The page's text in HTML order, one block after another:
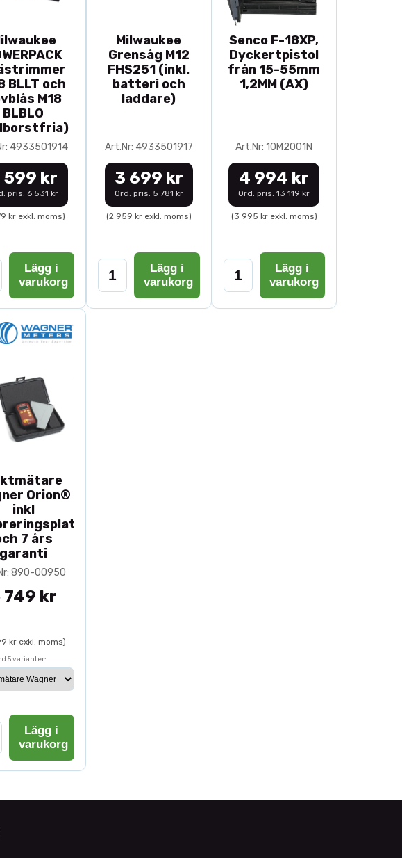
BLLT och
M18
BLBLO
4933501914
599 kr
pris: 6 531 kr
kr exkl. moms)
Lägg i
varukorg
Milwaukee
Grensåg M12
FHS251 (inkl.
batteri och
laddare)
Art.Nr: 4933501917
3 699 kr
Ord. pris: 5 781 kr
(2 959 kr exkl. moms)
Lägg i
varukorg
Senco F-18XP,
Dyckertpistol
från 15-55mm
1,2MM (AX)
Art.Nr: 10M2001N
4 994 kr
Ord. pris: 13 119 kr
(3 995 kr exkl. moms)
Lägg i
varukorg
Orion®
inkl
7 års
garanti
890-00950
749 kr
kr exkl. moms)
5 varianter:
Lägg i
varukorg